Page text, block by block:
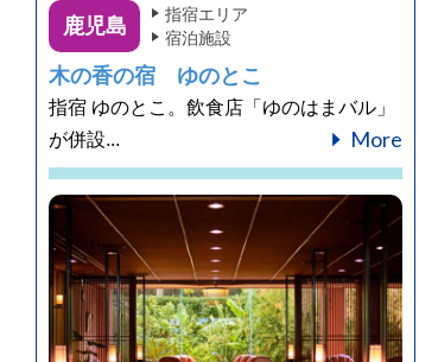
鹿児島
指宿エリア
宿泊施設
木の香の宿 ゆのとこ
指宿 ゆのとこ。飲食店「ゆのはまバル」
が併設...
More